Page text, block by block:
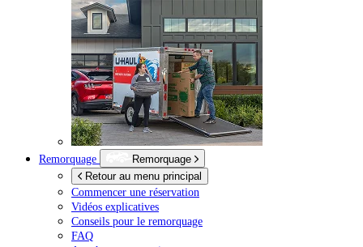
Remorquage
Remorquage
Retour au menu principal
Commencer une réservation
Vidéos explicatives
Conseils pour le remorquage
FAQ